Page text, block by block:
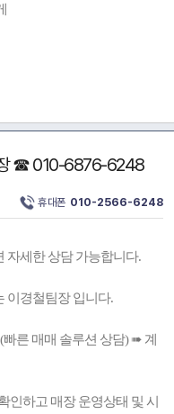
장 ☎ 010-6876-6248
휴대폰 010-2566-6248
자세한 상담 가능합니다.
이경철팀장 입니다.
른 매매 솔루션 상담) ➠ 계
인하고 매장 운영상태 및 시